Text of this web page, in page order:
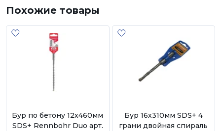
Похожие товары
Бур по бетону 12х460мм
SDS+ Rennbohr Duo арт.
Бур 16х310мм SDS+ 4
грани двойная спираль